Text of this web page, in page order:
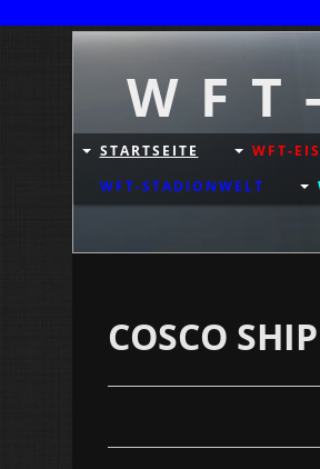
W F T
STARTSEITE WFT-
WFT-STADIONWELT
COSCO